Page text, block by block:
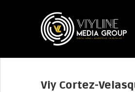
Viy Cortez-